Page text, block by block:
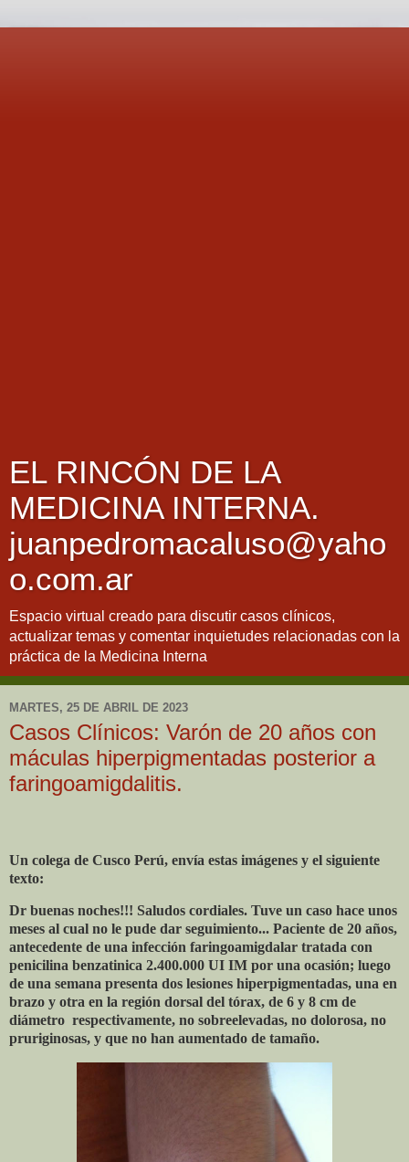
EL RINCÓN DE LA
MEDICINA INTERNA.
juanpedromacaluso@yaho
o.com.ar
Espacio virtual creado para discutir casos clínicos,
actualizar temas y comentar inquietudes relacionadas con la
práctica de la Medicina Interna
MARTES, 25 DE ABRIL DE 2023
Casos Clínicos: Varón de 20 años con
máculas hiperpigmentadas posterior a
faringoamigdalitis.
Un colega de Cusco Perú, envía estas imágenes y el siguiente
texto:
Dr buenas noches!!! Saludos cordiales. Tuve un caso hace unos
meses al cual no le pude dar seguimiento... Paciente de 20 años,
antecedente de una infección faringoamigdalar tratada con
penicilina benzatinica 2.400.000 UI IM por una ocasión; luego
de una semana presenta dos lesiones hiperpigmentadas, una en
brazo y otra en la región dorsal del tórax, de 6 y 8 cm de
diámetro respectivamente, no sobreelevadas, no dolorosa, no
pruriginosas, y que no han aumentado de tamaño.